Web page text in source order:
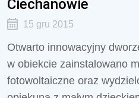
Ciechanowie
15 gru 2015
Otwarto innowacyjny
w obiekcie zainstalowano
fotowoltaiczne oraz